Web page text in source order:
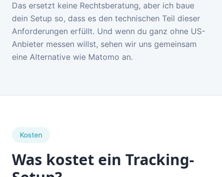
Das ersetzt keine Rechtsberatung, aber ich baue
dein Setup so, dass es den technischen Teil dieser
Anforderungen erfüllt. Und wenn du ganz ohne US-
Anbieter messen willst, sehen wir uns gemeinsam
eine Alternative wie Matomo an.
Kosten
Was kostet ein Tracking-